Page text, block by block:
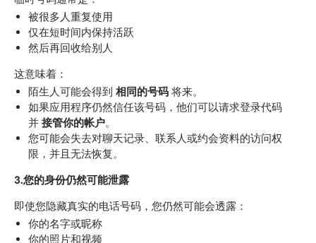
被很多人重复使用
仅在短时间内保持活跃
然后再回收给别人
这意味着：
陌生人可能会得到 相同的号码 将来。
如果应用程序仍然信任该号码，他们可以请求登录代码
并 接管你的帐户。
您可能会失去对聊天记录、联系人或约会资料的访问权
限，并且无法恢复。
3.您的身份仍然可能泄露
即使您隐藏真实的电话号码，您仍然可能会透露：
你的名字或昵称
你的照片和视频